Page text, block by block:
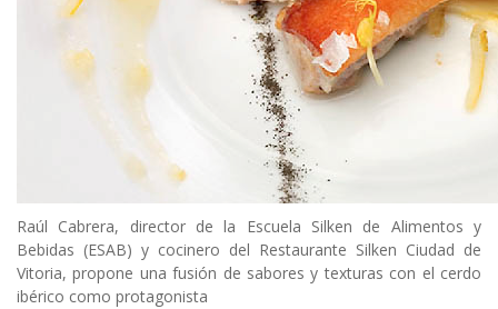
Raúl Cabrera, director de la Escuela Silken de Alimentos y
Bebidas (ESAB) y cocinero del Restaurante Silken Ciudad de
Vitoria, propone una fusión de sabores y texturas con el cerdo
ibérico como protagonista